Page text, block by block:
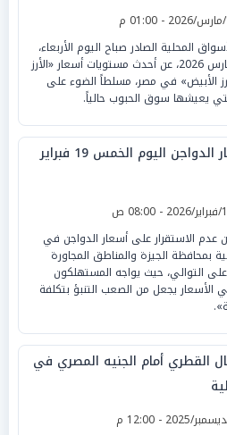
المحلية الصادر صباح اليوم الأربعاء،
الموافق 11 مارس 2026، عن أحدث مستويات أسعار «الأرز
الأبيض» في مصر، مسلطاً الضوء على
يعيشها سوق الحبوب حالياً.
تذبذب أسعار الدواجن اليوم الخمس 19 فبراير
عدم الاستقرار على أسعار الدواجن في
بمحافظة الجيزة والمناطق المجاورة
التوالي، حيث يواجه المستهلكون
الأسعار يجعل من الصعب التنبؤ بتكلفة
القطري أمام الجنيه المصري في